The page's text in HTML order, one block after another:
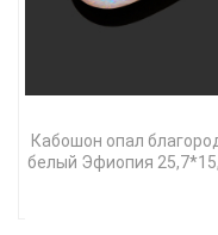
Кабошон опал
белый Эфиопия